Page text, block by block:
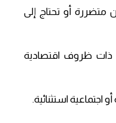
أو تحتاج إلى
ذات ظروف اقتصادية
اجتماعية استثنائية.